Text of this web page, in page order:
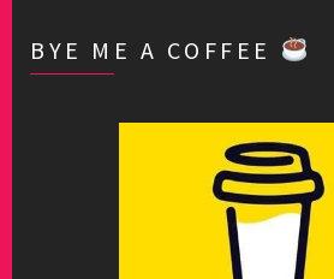
BYE ME A COFFEE